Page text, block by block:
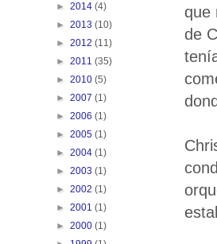
que
de
► 2014 (4)
► 2013 (10)
► 2012 (11)
► 2011 (35)
► 2010 (5)
► 2007 (1)
► 2006 (1)
► 2005 (1)
► 2004 (1)
► 2003 (1)
► 2002 (1)
► 2001 (1)
► 2000 (1)